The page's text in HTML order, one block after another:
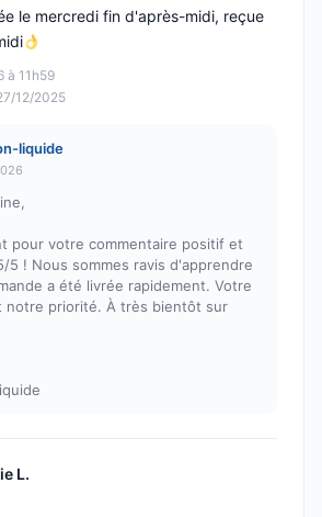
à 11h59
12/2025
le mercredi fin d'après-midi, reçue
liquide
pour votre commentaire positif et
5 ! Nous sommes ravis d'apprendre
a été livrée rapidement. Votre
notre priorité. À très bientôt sur
L.